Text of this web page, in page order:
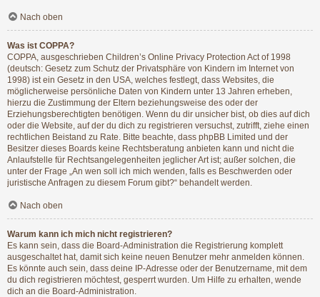
Nach oben
Was ist COPPA?
COPPA, ausgeschrieben Children’s Online Privacy Protection Act of 1998
(deutsch: Gesetz zum Schutz der Privatsphäre von Kindern im Internet von
1998) ist ein Gesetz in den USA, welches festlegt, dass Websites, die
möglicherweise persönliche Daten von Kindern unter 13 Jahren erheben,
hierzu die Zustimmung der Eltern beziehungsweise des oder der
Erziehungsberechtigten benötigen. Wenn du dir unsicher bist, ob dies auf dich
oder die Website, auf der du dich zu registrieren versuchst, zutrifft, ziehe einen
rechtlichen Beistand zu Rate. Bitte beachte, dass phpBB Limited und der
Besitzer dieses Boards keine Rechtsberatung anbieten kann und nicht die
Anlaufstelle für Rechtsangelegenheiten jeglicher Art ist; außer solchen, die
unter der Frage „An wen soll ich mich wenden, falls es Beschwerden oder
juristische Anfragen zu diesem Forum gibt?“ behandelt werden.
Nach oben
Warum kann ich mich nicht registrieren?
Es kann sein, dass die Board-Administration die Registrierung komplett
ausgeschaltet hat, damit sich keine neuen Benutzer mehr anmelden können.
Es könnte auch sein, dass deine IP-Adresse oder der Benutzername, mit dem
du dich registrieren möchtest, gesperrt wurden. Um Hilfe zu erhalten, wende
dich an die Board-Administration.